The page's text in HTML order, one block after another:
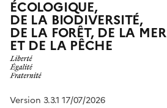
ÉCOLOGIQUE,
DE LA BIODIVERSITÉ,
DE LA FORÊT, DE LA MER
ET DE LA PÊCHE
Version 3.3.1 17/07/2026